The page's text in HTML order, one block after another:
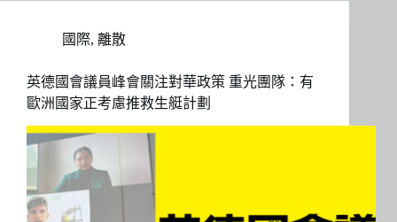
國際, 離散
英德國會議員峰會關注對華政策 重光團隊：有
歐洲國家正考慮推救生艇計劃